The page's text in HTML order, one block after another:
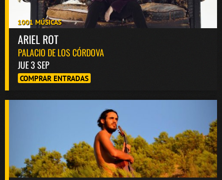
1001 MÚSICAS
ARIEL ROT
PALACIO DE LOS CÓRDOVA
JUE 3 SEP
COMPRAR ENTRADAS